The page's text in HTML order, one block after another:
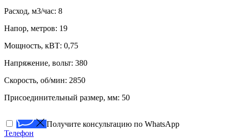
Расход, м3/час: 8
Напор, метров: 19
Мощность, кВТ: 0,75
Напряжение, вольт: 380
Скорость, об/мин: 2850
Присоединительный размер, мм: 50
Получите консультацию по WhatsApp
Телефон